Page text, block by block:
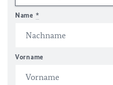
Name *
Vorname